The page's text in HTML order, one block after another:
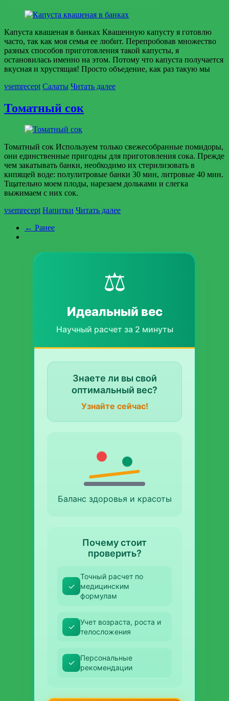
Капуста квашеная в банках Квашенную капусту я готовлю
часто, так как моя семья ее любит. Перепробовав множество
разных способов приготовления такой капусты, я
остановилась именно на этом. Потому что капуста получается
вкусная и хрустящая! Просто объедение, как раз такую мы
vsemrecept Салаты Читать далее
Томатный сок
Томатный сок Используем только свежесобранные помидоры,
они единственные пригодны для приготовления сока. Прежде
чем закатывать банки, необходимо их стерилизовать в
кипящей воде: полулитровые банки 30 мин, литровые 40 мин.
Тщательно моем плоды, нарезаем дольками и слегка
выжимаем с них сок.
vsemrecept Напитки Читать далее
← Ранее
⚖️
Идеальный вес
Научный расчет за 2 минуты
Знаете ли вы свой
оптимальный вес?
Узнайте сейчас!
Баланс здоровья и красоты
Почему стоит
проверить?
✓
Точный расчет по
медицинским
формулам
✓
Учет возраста, роста и
телосложения
✓
Персональные
рекомендации